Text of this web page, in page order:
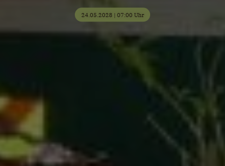
24.05.2028 | 07:00 Uhr